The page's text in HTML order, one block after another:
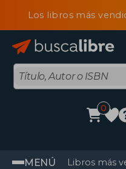
Los libros más
0
MENÚ Libros más